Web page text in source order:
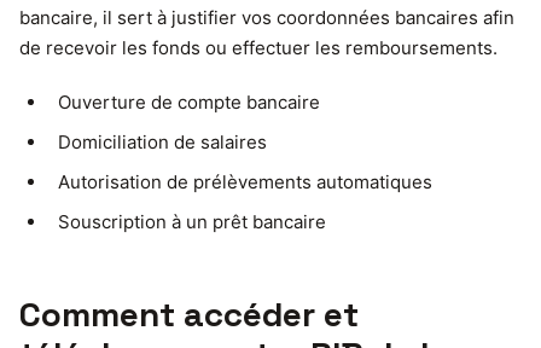
bancaire, il sert à justifier vos coordonnées bancaires afin
de recevoir les fonds ou effectuer les remboursements.
Ouverture de compte bancaire
Domiciliation de salaires
Autorisation de prélèvements automatiques
Souscription à un prêt bancaire
Comment accéder et